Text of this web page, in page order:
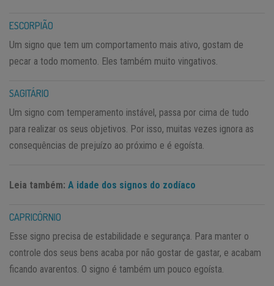
ESCORPIÃO
Um signo que tem um comportamento mais ativo, gostam de
pecar a todo momento. Eles também muito vingativos.
SAGITÁRIO
Um signo com temperamento instável, passa por cima de tudo
para realizar os seus objetivos. Por isso, muitas vezes ignora as
consequências de prejuízo ao próximo e é egoísta.
Leia também: A idade dos signos do zodíaco
CAPRICÓRNIO
Esse signo precisa de estabilidade e segurança. Para manter o
controle dos seus bens acaba por não gostar de gastar, e acabam
ficando avarentos. O signo é também um pouco egoísta.